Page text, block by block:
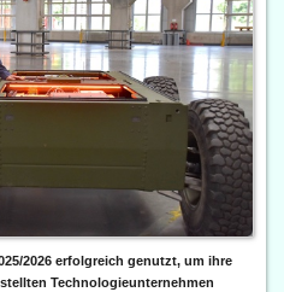
2026 erfolgreich genutzt, um ihre
Technologieunternehmen